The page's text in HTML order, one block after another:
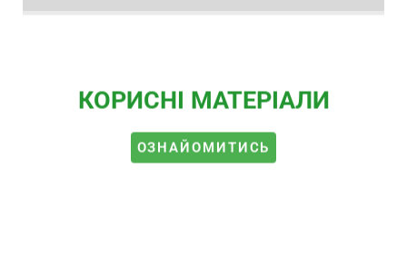
КОРИСНІ МАТЕРІАЛИ
ОЗНАЙОМИТИСЬ